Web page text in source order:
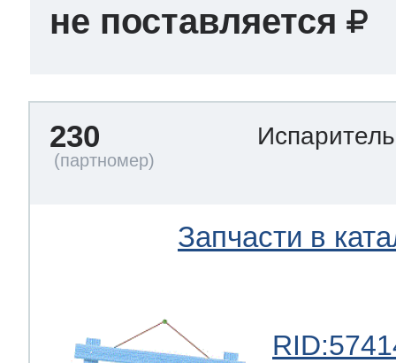
не поставляется
230
Запчасти в